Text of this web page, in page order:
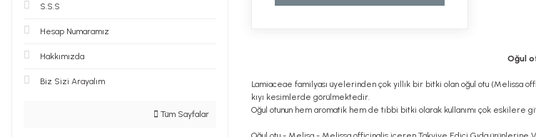
S.S.S
Hesap Numaramız
Hakkımızda
Biz Sizi Arayalım
Tüm Sayfalar
Oğul
Lamiaceae familyası üyelerinden çok yıllık bir bitki olan oğul otu (Melissa
kıyı kesimlerde görülmektedir.
Oğul otunun hem aromatik hem de tıbbi bitki olarak kullanımı çok eskilere